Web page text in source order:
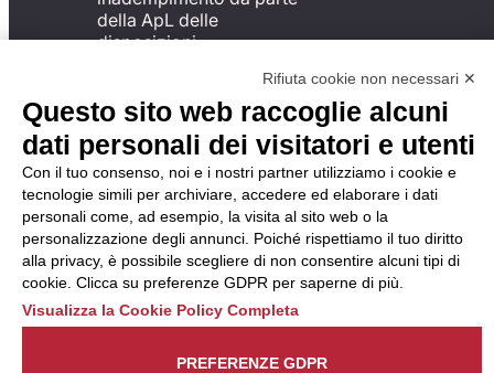
della ApL delle
disposizioni
possibile presentare un
reclamo
all’Organismo di
Monitoraggio utilizzando
una delle modalità
descritte al seguente
indirizzo web
https://odm-
agenzielavoro.it/reclami/.
Rifiuta cookie non necessari ✕
Questo sito web raccoglie alcuni
dati personali dei visitatori e utenti
Con il tuo consenso, noi e i nostri partner utilizziamo i cookie e
tecnologie simili per archiviare, accedere ed elaborare i dati
personali come, ad esempio, la visita al sito web o la
personalizzazione degli annunci. Poiché rispettiamo il tuo diritto
alla privacy, è possibile scegliere di non consentire alcuni tipi di
cookie. Clicca su preferenze GDPR per saperne di più.
Visualizza la Cookie Policy Completa
PREFERENZE GDPR